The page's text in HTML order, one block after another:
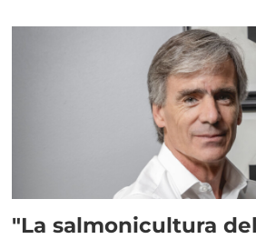
"La salmonicultura